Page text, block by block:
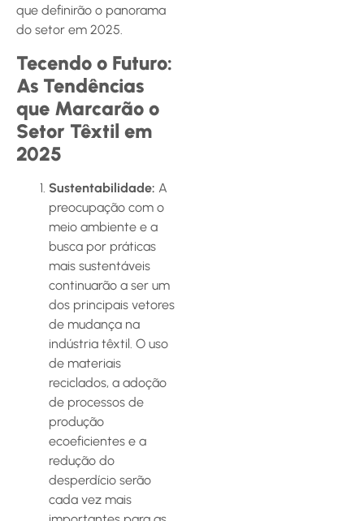
que definirão o panorama
do setor em 2025.
Tecendo o Futuro:
As Tendências
que Marcarão o
Setor Têxtil em
2025
Sustentabilidade: A
preocupação com o
meio ambiente e a
busca por práticas
mais sustentáveis
continuarão a ser um
dos principais vetores
de mudança na
indústria têxtil. O uso
de materiais
reciclados, a adoção
de processos de
produção
ecoeficientes e a
redução do
desperdício serão
cada vez mais